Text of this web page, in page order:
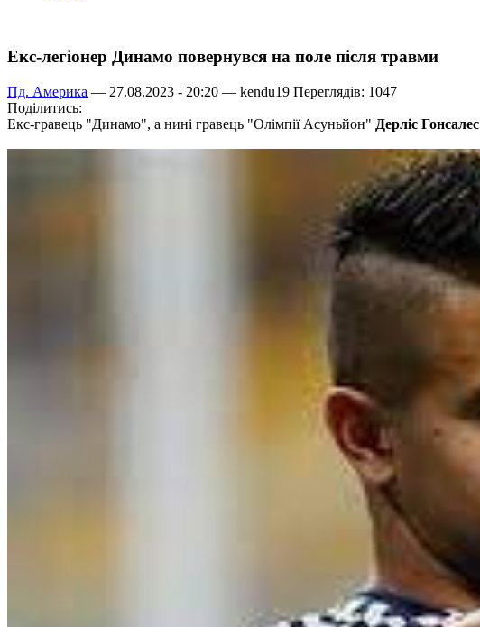
Екс-легіонер Динамо повернувся на поле після травми
Пд. Америка — 27.08.2023 - 20:20 — kendu19 Переглядів: 1047
Поділитись:
Екс-гравець "Динамо", а нині гравець "Олімпії Асуньйон" Дерліс Гонсалес